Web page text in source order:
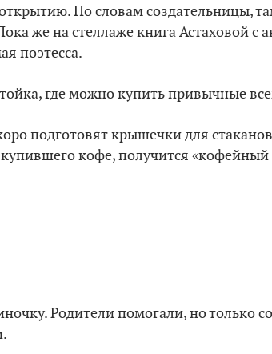
По словам создательницы,
же на стеллаже книга Астаховой с
поэтесса.
где можно купить привычные
подготовят крышечки для
кофе, получится «кофейный
Родители помогали, но только